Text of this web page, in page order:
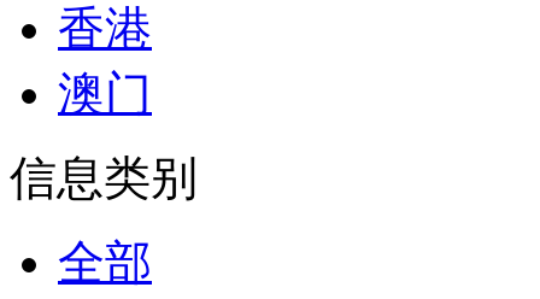
香港
澳门
信息类别
全部